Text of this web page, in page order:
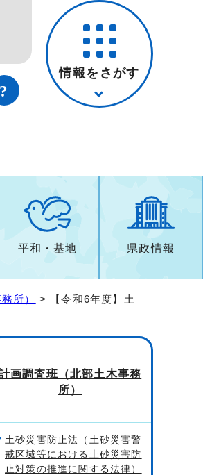
情報をさがす
平和・基地 県政情報
所）
> 【令和6年度】土
画調査班（北部土木事務
所）
土砂災害防止法（土砂災害警
戒区域等における土砂災害防
止対策の推進に関する法律）